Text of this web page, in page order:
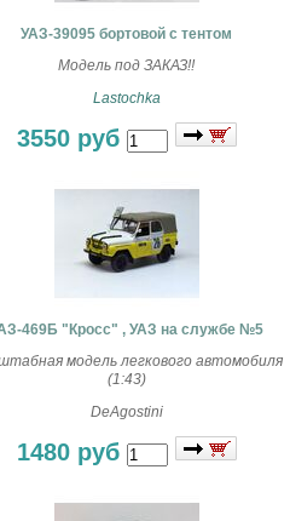
УАЗ-39095 бортовой с тентом
Модель под ЗАКАЗ!!
Lastochka
3550 руб
469Б "Кросс" , УАЗ на службе №5
модель легкового автомобиля
(1:43)
DeAgostini
1480 руб